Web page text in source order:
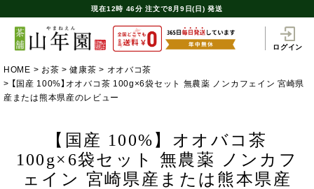
現在12時 46分 注文で8月9日(日) 発送
ログイン
HOME お茶 健康茶
オオバコ茶
【国産 100%】オオバコ茶 100g×6袋セット 無農薬 ノンカフェイン 宮崎県
産または熊本県産のレビュー
【国産 100%】オオバコ茶
100g×6袋セット 無農薬 ノンカフ
ェイン 宮崎県産または熊本県産